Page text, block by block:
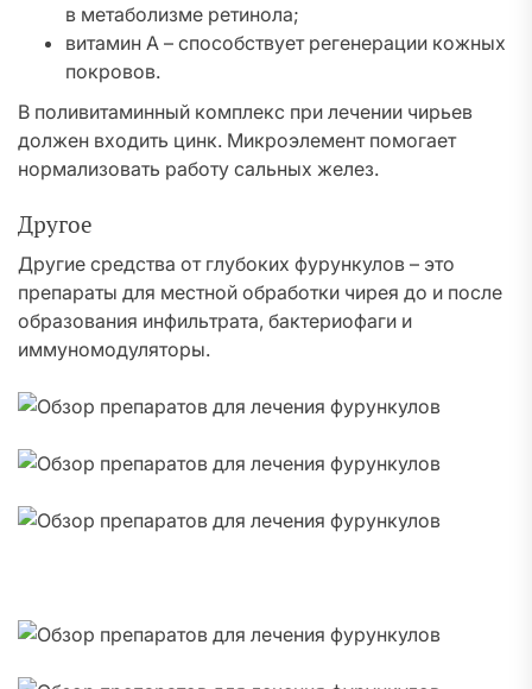
в метаболизме ретинола;
витамин А – способствует регенерации кожных
покровов.
В поливитаминный комплекс при лечении чирьев
должен входить цинк. Микроэлемент помогает
нормализовать работу сальных желез.
Другое
Другие средства от глубоких фурункулов – это
препараты для местной обработки чирея до и после
образования инфильтрата, бактериофаги и
иммуномодуляторы.